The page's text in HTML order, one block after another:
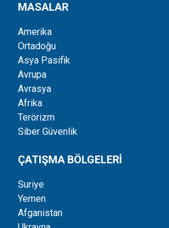
MASALAR
Amerika
Ortadoğu
Asya Pasifik
Avrupa
Avrasya
Afrika
Terörizm
Siber Güvenlik
ÇATIŞMA BÖLGELERİ
Suriye
Yemen
Afganistan